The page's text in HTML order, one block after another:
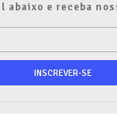
abaixo e receba